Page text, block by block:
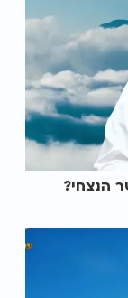
הנצחי?